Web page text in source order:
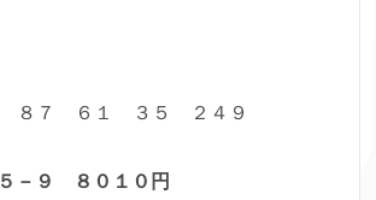
８７ ６１ ３５ ２４９
５－９ ８０１０ 円